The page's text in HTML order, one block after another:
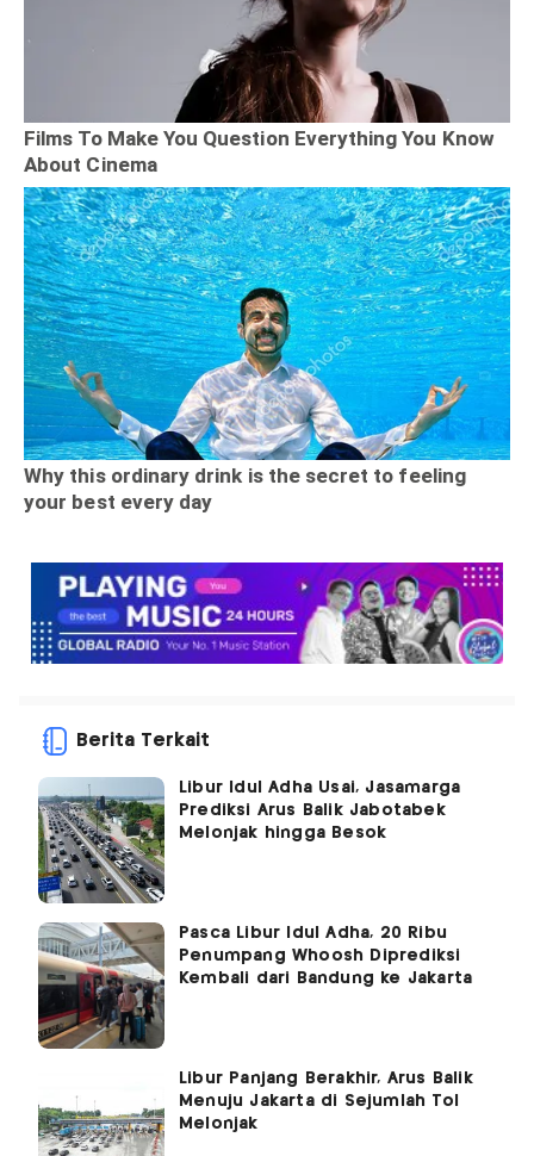
Berita Terkait
Libur Idul Adha Usai, Jasamarga
Prediksi Arus Balik Jabotabek
Melonjak hingga Besok
Pasca Libur Idul Adha, 20 Ribu
Penumpang Whoosh Diprediksi
Kembali dari Bandung ke Jakarta
Libur Panjang Berakhir, Arus Balik
Menuju Jakarta di Sejumlah Tol
Melonjak